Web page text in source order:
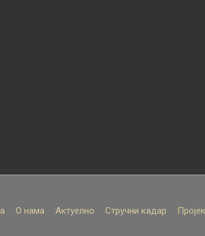
О нама Актуелно Стручни кадар